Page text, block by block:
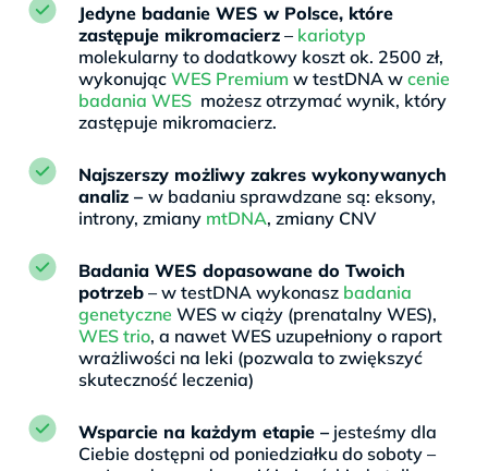
Jedyne badanie WES w Polsce, które
zastępuje mikromacierz – kariotyp
molekularny to dodatkowy koszt ok. 2500 zł,
wykonując WES Premium w testDNA w cenie
badania WES możesz otrzymać wynik, który
zastępuje mikromacierz.
Najszerszy możliwy zakres wykonywanych
analiz – w badaniu sprawdzane są: eksony,
introny, zmiany mtDNA, zmiany CNV
Badania WES dopasowane do Twoich
potrzeb – w testDNA wykonasz badania
genetyczne WES w ciąży (prenatalny WES),
WES trio, a nawet WES uzupełniony o raport
wrażliwości na leki (pozwala to zwiększyć
skuteczność leczenia)
Wsparcie na każdym etapie – jesteśmy dla
Ciebie dostępni od poniedziałku do soboty –